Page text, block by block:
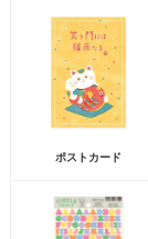
ポストカード